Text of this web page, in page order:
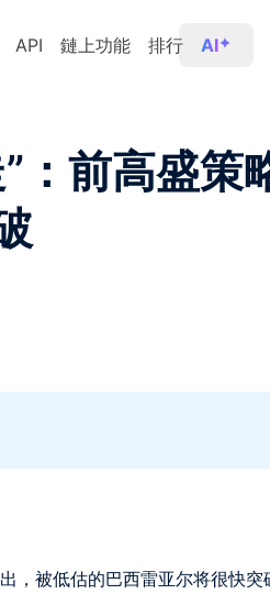
API 鏈上功能 排行 AI
：前高盛策
，被低估的巴西雷亚尔将很快突